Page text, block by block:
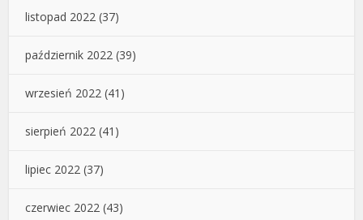
listopad 2022 (37)
październik 2022 (39)
wrzesień 2022 (41)
sierpień 2022 (41)
lipiec 2022 (37)
czerwiec 2022 (43)